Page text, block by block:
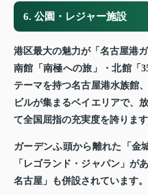
6. 公園・レジャー施設
港区最大の魅力が「名古屋港
南館「南極への旅」・北館「
テーマを持つ名古屋港水族館
ビルが集まるベイエリアで、
て全国屈指の充実度を誇ります
ガーデンふ頭から離れた「金
「レゴランド・ジャパン」が
名古屋」も併設されています。